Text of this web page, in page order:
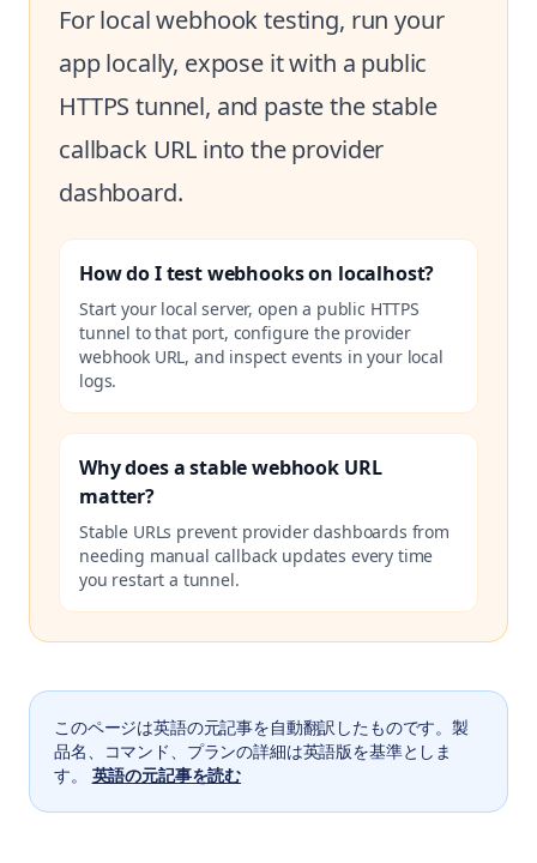
For local webhook testing, run your
app locally, expose it with a public
HTTPS tunnel, and paste the stable
callback URL into the provider
dashboard.
How do I test webhooks on localhost?
Start your local server, open a public HTTPS
tunnel to that port, configure the provider
webhook URL, and inspect events in your local
logs.
Why does a stable webhook URL
matter?
Stable URLs prevent provider dashboards from
needing manual callback updates every time
you restart a tunnel.
このページは英語の元記事を自動翻訳したものです。製
品名、コマンド、プランの詳細は英語版を基準としま
す。
英語の元記事を読む